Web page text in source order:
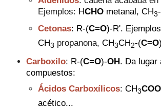
Ejemplos: HCHO metanal, CH3-
Cetonas: R-(C=O)-R'.
CH3 propanona, CH3CH2-(C=O
Carboxilo: R-(C=O)-OH . Da lugar
compuestos:
Ácidos Carboxílicos: CH3
acético...